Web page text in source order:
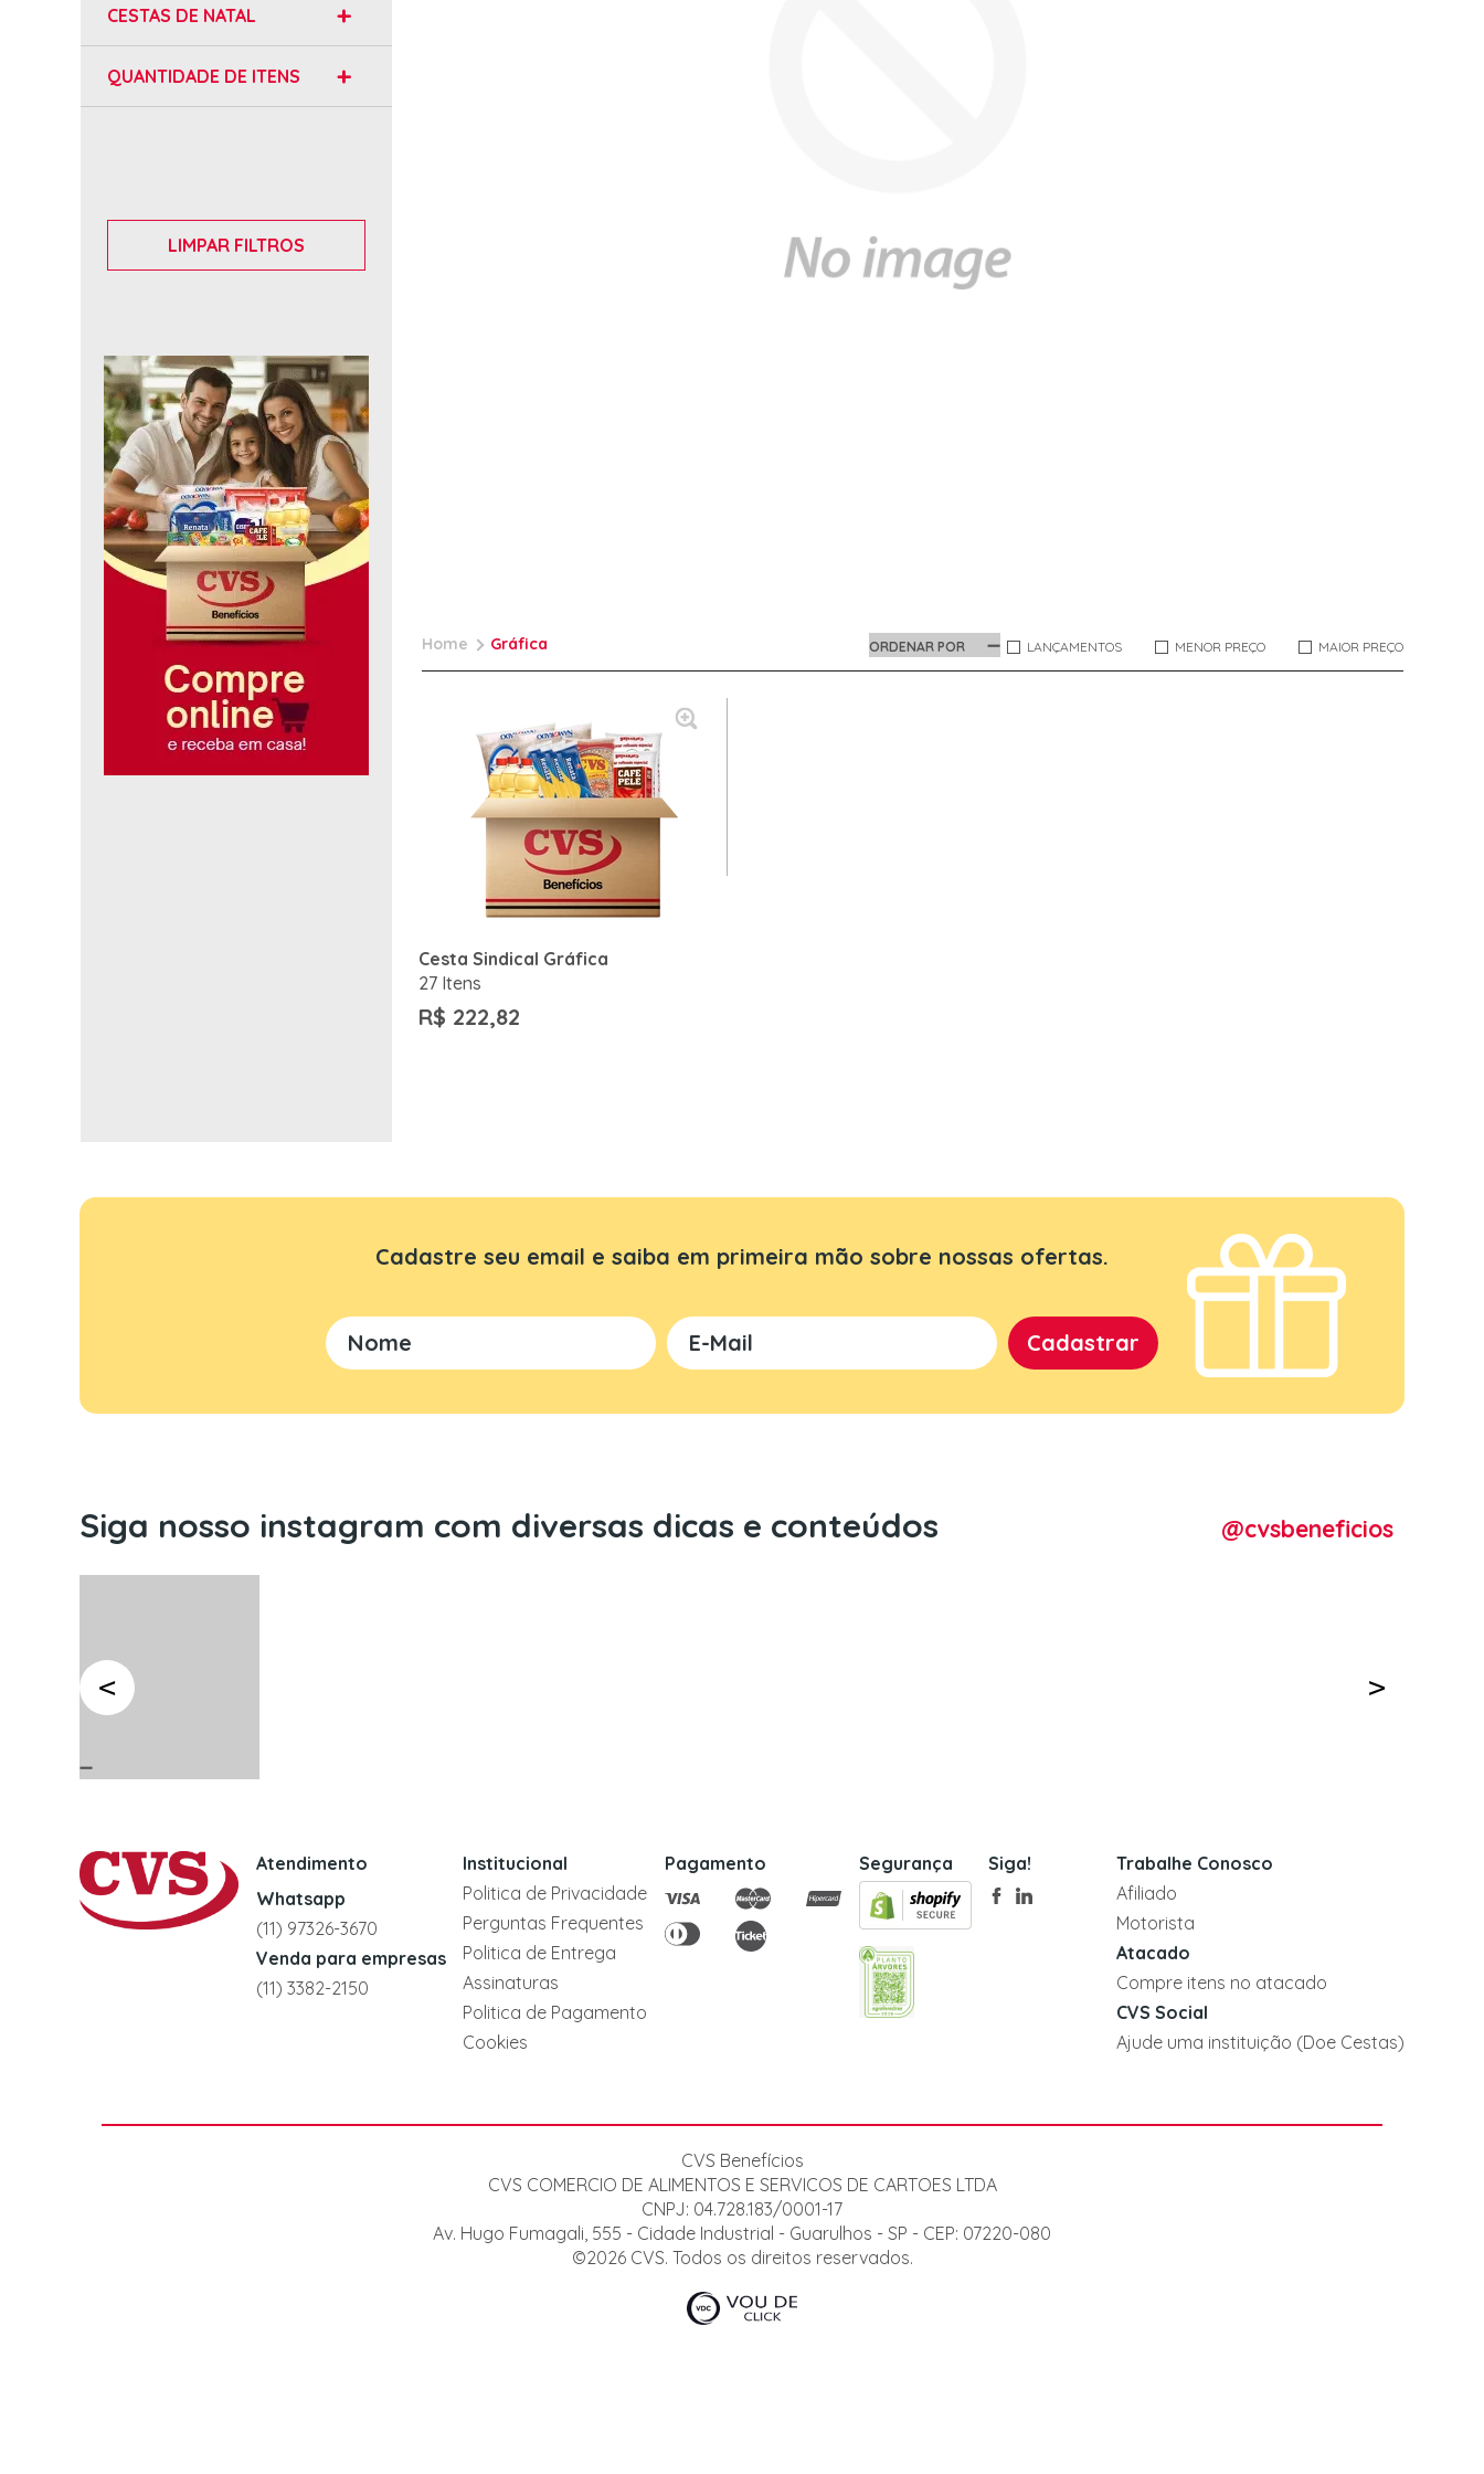
CESTAS DE NATAL
QUANTIDADE DE ITENS
LIMPAR FILTROS
Home Gráfica ORDENAR POR LANÇAMENTOS MENOR PREÇO MAIOR PREÇO
Cesta Sindical Gráfica
27 Itens
R$ 222,82
Cadastre seu email e saiba em primeira mão sobre nossas ofertas.
Siga nosso instagram com diversas dicas e conteúdos @cvsbeneficios
Atendimento
Whatsapp
(11) 97326-3670
Venda para empresas
(11) 3382-2150
Institucional
Politica de Privacidade
Perguntas Frequentes
Politica de Entrega
Assinaturas
Politica de Pagamento
Cookies
Pagamento Segurança Siga!
Trabalhe Conosco
Afiliado
Motorista
Atacado
Compre itens no atacado
CVS Social
Ajude uma instituição (Doe Cestas)
CVS Benefícios
CVS COMERCIO DE ALIMENTOS E SERVICOS DE CARTOES LTDA
CNPJ: 04.728.183/0001-17
Av. Hugo Fumagali, 555 - Cidade Industrial - Guarulhos - SP - CEP: 07220-080
©2026 CVS. Todos os direitos reservados.